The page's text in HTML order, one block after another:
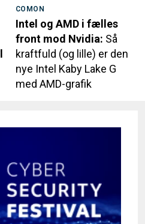
COMON
Intel og AMD i fælles
front mod Nvidia: Så
kraftfuld (og lille) er den
nye Intel Kaby Lake G
med AMD-grafik